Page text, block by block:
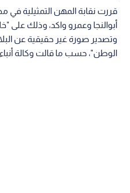
قررت نقابة المهن التمثيلية في
أبوالنجا وعمرو واكد، وذلك على
وتصدير صورة غير حقيقية عن
الوطن"، حسب ما قالت وكالة